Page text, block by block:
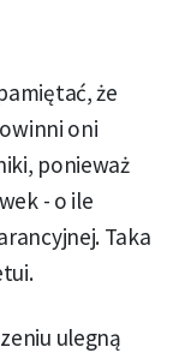
że
oni
ponieważ
- o ile
Taka
ulegną